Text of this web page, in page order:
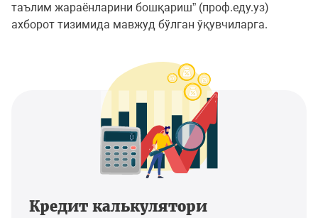
таълим жараёнларини бошқариш” (проф.еду.уз)
ахборот тизимида мавжуд бўлган ўқувчиларга.
Кредит калькулятори